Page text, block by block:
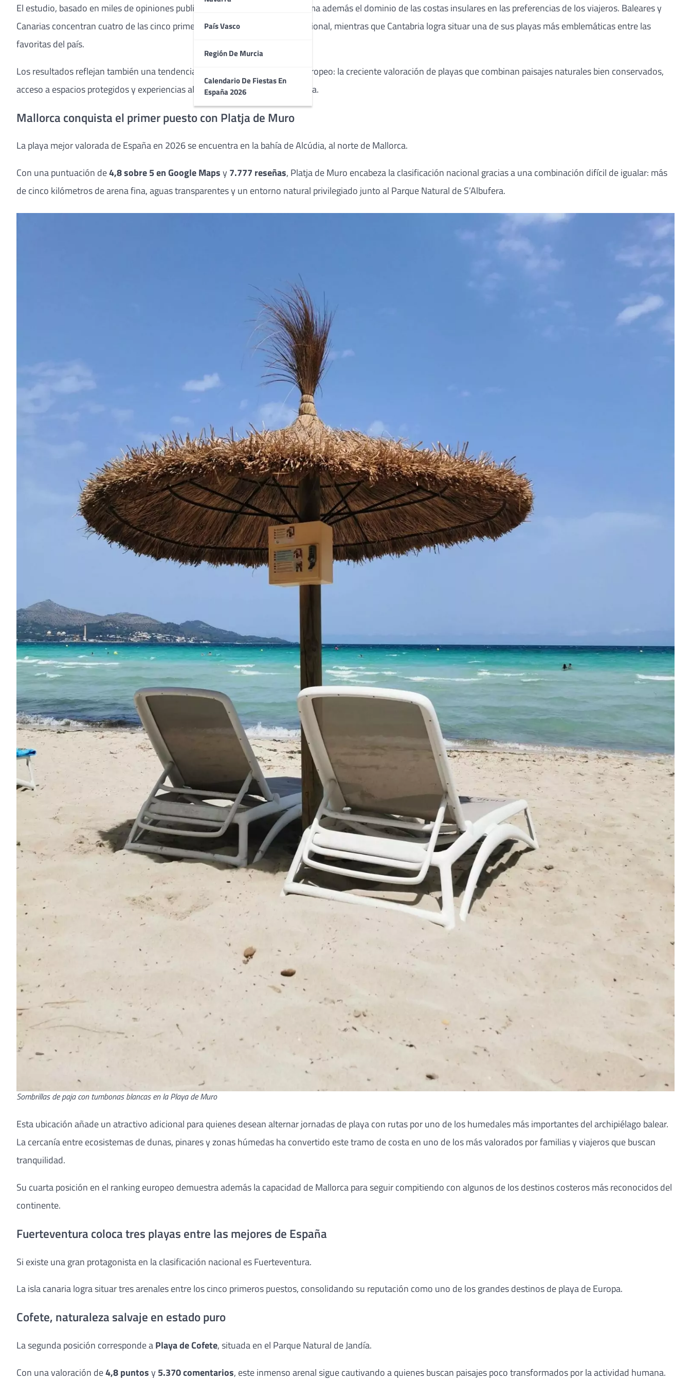
País Vasco
Región De Murcia
Calendario De Fiestas En
España 2026
El estudio, basado en miles de opiniones publicadas en Google Maps, confirma además el dominio de las costas insulares en las preferencias de los viajeros. Baleares y
Canarias concentran cuatro de las cinco primeras posiciones del ranking nacional, mientras que Cantabria logra situar una de sus playas más emblemáticas entre las
favoritas del país.
Los resultados reflejan también una tendencia consolidada en el turismo europeo: la creciente valoración de playas que combinan paisajes naturales bien conservados,
acceso a espacios protegidos y experiencias alejadas de la saturación turística.
Mallorca conquista el primer puesto con Platja de Muro
La playa mejor valorada de España en 2026 se encuentra en la bahía de Alcúdia, al norte de Mallorca.
Con una puntuación de4,8 sobre 5 en Google Mapsy 7.777 reseñas, Platja de Muro encabeza la clasificación nacional gracias a una combinación difícil de igualar: más
de cinco kilómetros de arena fina, aguas transparentes y un entorno natural privilegiado junto al Parque Natural de S’Albufera.
Sombrillas de paja con tumbonas blancas en la Playa de Muro
Esta ubicación añade un atractivo adicional para quienes desean alternar jornadas de playa con rutas por uno de los humedales más importantes del archipiélago balear.
La cercanía entre ecosistemas de dunas, pinares y zonas húmedas ha convertido este tramo de costa en uno de los más valorados por familias y viajeros que buscan
tranquilidad.
Su cuarta posición en el ranking europeo demuestra además la capacidad de Mallorca para seguir compitiendo con algunos de los destinos costeros más reconocidos del
continente.
Fuerteventura coloca tres playas entre las mejores de España
Si existe una gran protagonista en la clasificación nacional es Fuerteventura.
La isla canaria logra situar tres arenales entre los cinco primeros puestos, consolidando su reputación como uno de los grandes destinos de playa de Europa.
Cofete, naturaleza salvaje en estado puro
La segunda posición corresponde aPlaya de Cofete, situada en el Parque Natural de Jandía.
Con una valoración de4,8 puntosy 5.370 comentarios, este inmenso arenal sigue cautivando a quienes buscan paisajes poco transformados por la actividad humana.